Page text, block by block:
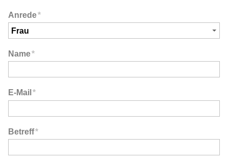
Anrede*
Name*
E-Mail *
Betreff*